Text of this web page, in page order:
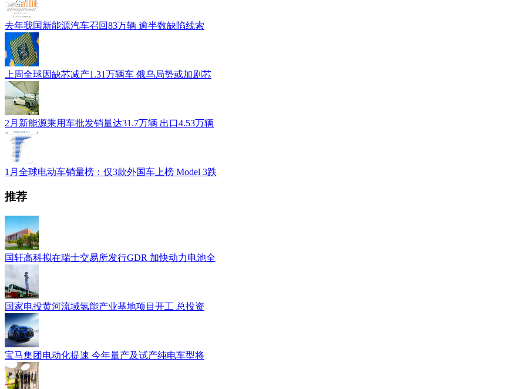
去年我国新能源汽车召回83万辆 逾半数缺陷线索
上周全球因缺芯减产1.31万辆车 俄乌局势或加剧芯
2月新能源乘用车批发销量达31.7万辆 出口4.53万辆
1月全球电动车销量榜：仅3款外国车上榜 Model 3跌
推荐
国轩高科拟在瑞士交易所发行GDR 加快动力电池全
国家电投黄河流域氢能产业基地项目开工 总投资
宝马集团电动化提速 今年量产及试产纯电车型将